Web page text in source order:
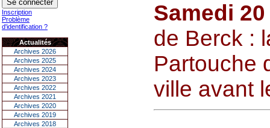
Inscription
Problème
d'identification ?
Actualités
Archives 2026
Archives 2025
Archives 2024
Archives 2023
Archives 2022
Archives 2021
Archives 2020
Archives 2019
Archives 2018
Samedi
de Berck :
Partouche
ville avant